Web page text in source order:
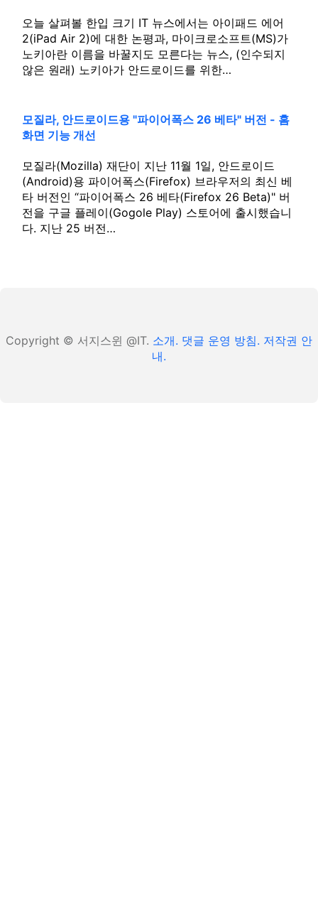
오늘 살펴볼 한입 크기 IT 뉴스에서는 아이패드 에어
2(iPad Air 2)에 대한 논평과, 마이크로소프트(MS)가
노키아란 이름을 바꿀지도 모른다는 뉴스, (인수되지
않은 원래) 노키아가 안드로이드를 위한…
모질라, 안드로이드용 "파이어폭스 26 베타" 버전 - 홈
화면 기능 개선
모질라(Mozilla) 재단이 지난 11월 1일, 안드로이드
(Android)용 파이어폭스(Firefox) 브라우저의 최신 베
타 버전인 “파이어폭스 26 베타(Firefox 26 Beta)" 버
전을 구글 플레이(Gogole Play) 스토어에 출시했습니
다. 지난 25 버전…
Copyright © 서지스윈 @IT. 소개. 댓글 운영 방침. 저작권 안
내.